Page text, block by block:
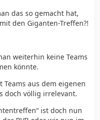
das so gemacht hat,
den Giganten-Treffen?!
weiterhin keine Teams
könnte.
aus dem eigenen
doch völlig irrelevant.
ist doch nun